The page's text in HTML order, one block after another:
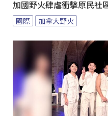
加國野火肆虐衝擊原民社
國際 加拿大野火